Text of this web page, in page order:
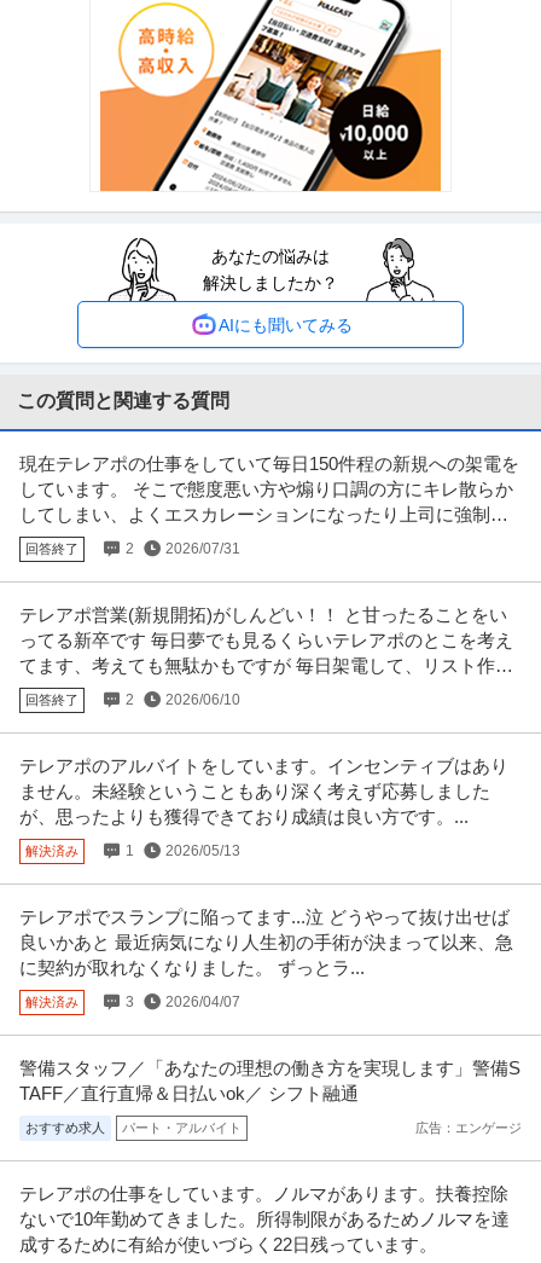
株式会社スタンバイ
交通費支給 社会保険完備 18時前退社
スタンバイのネイティブアプリ開発チームにてiOSネイティブアプリの設計・
開発・運用・保守をお願いし…続きを見る
提供：株式会社スタンバイ
経験者優先／Android／スポーツ業界向けパフォーマンス解析ア
プリ開発案件
企業名非公開
ミドル活躍中
【仕事内容】 ・スポーツ解析アプリにおけるAndroid開発に携わっていただ
…続きを見る
提供：フリーランスHub
在宅可／開発エンジニア（金融プライム案件）月平均残業24H／
平均年収1029万／FS
年収550万円〜700万円
伊藤忠テクノソリューションズ株式会社 【在宅可】開発エンジニア（金融プ
ライム案件）◆月平均残業24 …続きを見る
セールス・サービスエンジニア ／ 「サービスエンジニア」世界水
準の研削盤を扱うサービスエンジニアへのキャリアアップ
Rollomatic Japan株式会社
新着 ブランクOK リモートワーク 職場内禁煙
年収800万円〜900万円
提供：ビズリーチ
経験者優先／クラウドエンジニア(AWS)／大手企業向けヘルステ
ック新規事業のAWS基盤およびPythonバックエンド開発支援
企業名非公開
月給100万円
【仕事内容】 大手企業（電力・通信・保険等）と共同で推進するヘルステッ
ク新規事業に参画いただきます …続きを見る
インフラエンジニア ／ 「インフラエンジニア」キャリアの相談か
ら始めてみませんか？ワーク×ライフのキャリアを促進する顧客案
件／医療従事者向け業務システム（自社サービス）など／選択肢
に溢れた環境でチャレンジできます／インフラエンジニア募集
株式会社リファルケ
学歴不問 土日休み 経験者優遇
年収500万円〜800万円
【職種】IT技術職＞インフラエンジニア 【業種】IT・インターネット＞その
他 ※会員属性などに応じ…続きを見る
提供：ビズリーチ
この条件の求人をもっと見る
あなたの悩みは
解決しましたか？
AIにも聞いてみる
この質問と関連する質問
現在テレアポの仕事をしていて毎日150件程の新規への架電を
しています。 そこで態度悪い方や煽り口調の方にキレ散らか
してしまい、よくエスカレーションになったり上司に強制的
に切断されています。
回答終了 2 2026/07/31
テレアポ営業(新規開拓)がしんどい！！ と甘ったることをい
ってる新卒です 毎日夢でも見るくらいテレアポのとこを考え
てます、考えても無駄かもですが 毎日架電して、リスト作っ
て、の毎日
回答終了 2 2026/06/10
テレアポのアルバイトをしています。インセンティブはあり
ません。未経験ということもあり深く考えず応募しました
が、思ったよりも獲得できており成績は良い方です。...
解決済み 1 2026/05/13
テレアポでスランプに陥ってます...泣 どうやって抜け出せば
良いかあと 最近病気になり人生初の手術が決まって以来、急
に契約が取れなくなりました。 ずっとラ...
解決済み 3 2026/04/07
警備スタッフ／「あなたの理想の働き方を実現します」警備S
TAFF／直行直帰＆日払いok／ シフト融通
おすすめ求人 パート・アルバイト 広告：エンゲージ
テレアポの仕事をしています。ノルマがあります。扶養控除
ないで10年勤めてきました。所得制限があるためノルマを達
成するために有給が使いづらく22日残っています。